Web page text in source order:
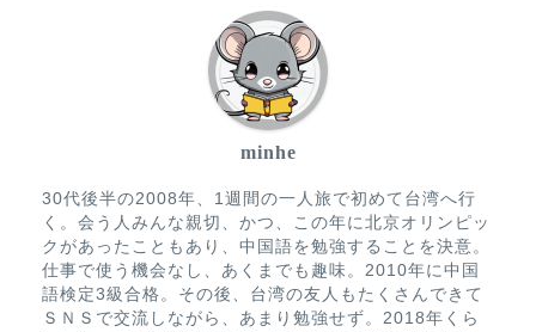
minhe
30代後半の2008年、1週間の一人旅で初めて台湾へ行
く。会う人みんな親切、かつ、この年に北京オリンピッ
クがあったこともあり、中国語を勉強することを決意。
仕事で使う機会なし、あくまでも趣味。2010年に中国
語検定3級合格。その後、台湾の友人もたくさんできて
ＳＮＳで交流しながら、あまり勉強せず。2018年くら